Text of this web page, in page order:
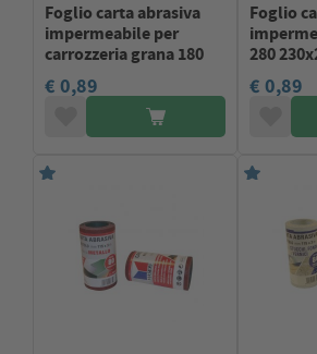
Foglio carta abrasiva
impermeabile per
carrozzeria grana 180
€ 0,89
Foglio
280
€ 0,89